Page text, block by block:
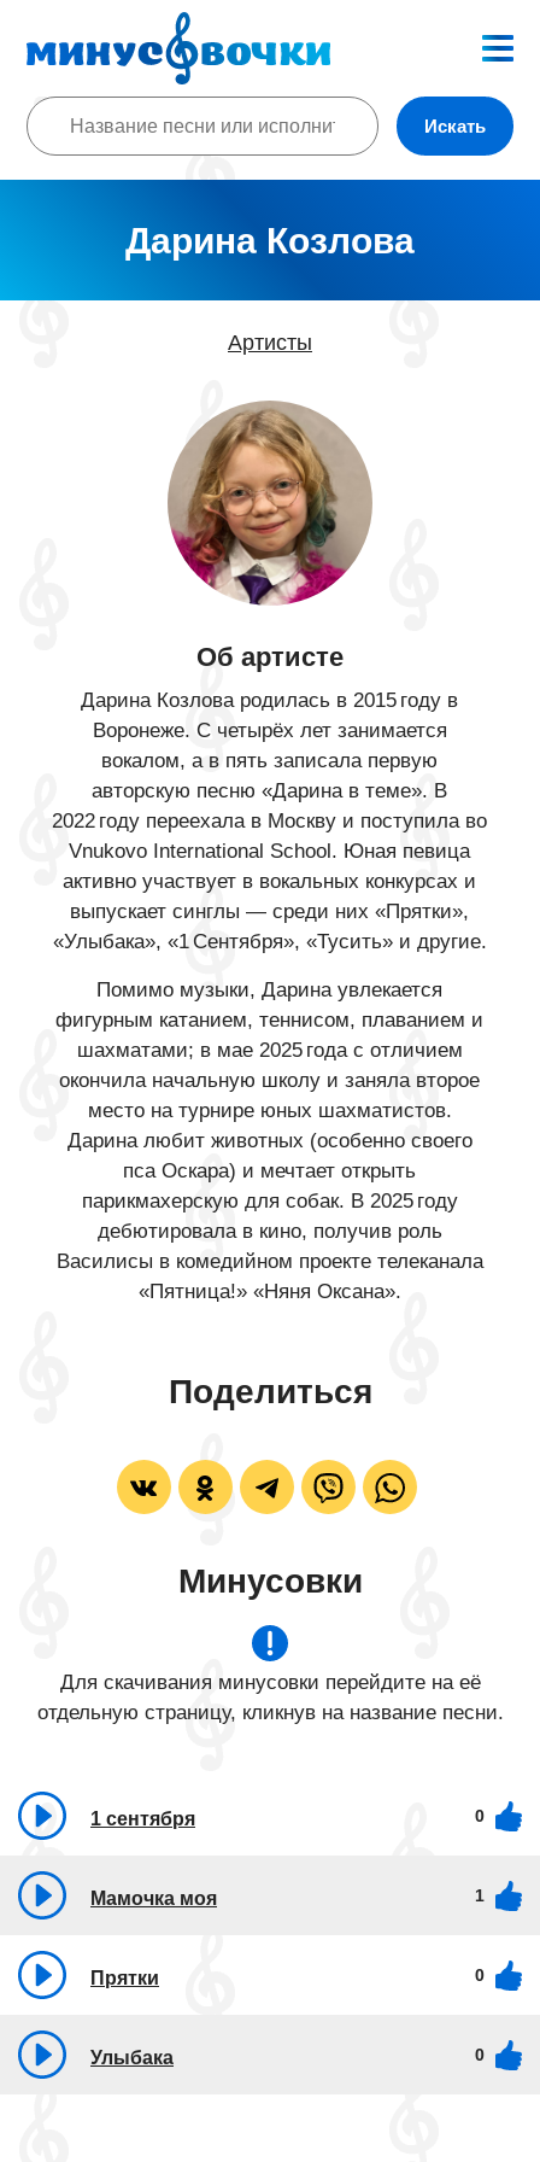
Искать
Дарина Козлова
Артисты
Об артисте
Дарина Козлова родилась в 2015 году в
Воронеже. С четырёх лет занимается
вокалом, а в пять записала первую
авторскую песню «Дарина в теме». В
2022 году переехала в Москву и поступила во
Vnukovo International School. Юная певица
активно участвует в вокальных конкурсах и
выпускает синглы — среди них «Прятки»,
«Улыбака», «1 Сентября», «Тусить» и другие.
Помимо музыки, Дарина увлекается
фигурным катанием, теннисом, плаванием и
шахматами; в мае 2025 года с отличием
окончила начальную школу и заняла второе
место на турнире юных шахматистов.
Дарина любит животных (особенно своего
пса Оскара) и мечтает открыть
парикмахерскую для собак. В 2025 году
дебютировала в кино, получив роль
Василисы в комедийном проекте телеканала
«Пятница!» «Няня Оксана».
Поделиться
Минусовки
Для скачивания минусовки перейдите на её
отдельную страницу, кликнув на название песни.
1 сентября 0
Мамочка моя 1
Прятки 0
Улыбака 0